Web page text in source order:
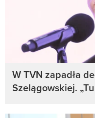
W TVN zapadła
Szelągowskiej.